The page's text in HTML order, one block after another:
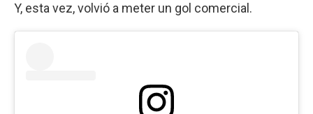
Y, esta vez, volvió a meter un gol comercial.